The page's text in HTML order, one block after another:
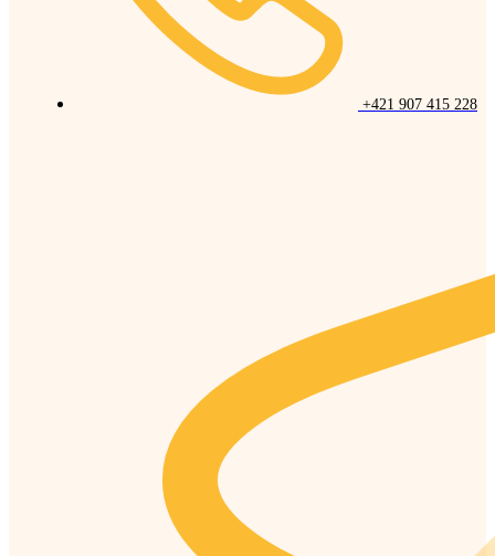
+421 907 415 228